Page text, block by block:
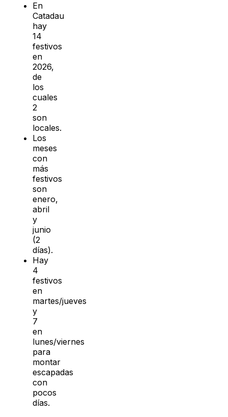
En
Catadau
hay
14
festivos
en
2026,
de
los
cuales
2
son
locales.
Los
meses
con
más
festivos
son
enero,
abril
y
junio
(2
días).
Hay
4
festivos
en
martes/jueves
y
7
en
lunes/viernes
para
montar
escapadas
con
pocos
días.